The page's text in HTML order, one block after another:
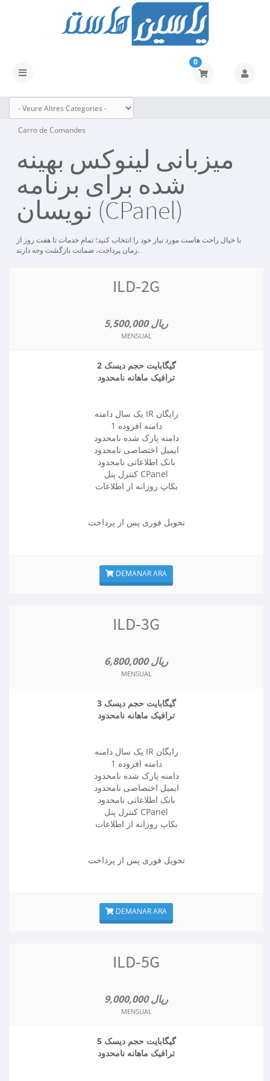
Canvia
navegació
0
Carro de Comandes
میزبانی لینوکس بهینه
شده برای برنامه
نویسان (CPanel)
با خیال راحت هاست مورد نیاز خود را انتخاب کنید؛ تمام خدمات تا هفت روز از
زمان پرداخت، ضمانت بازگشت وجه دارند.
ILD-2G
5,500,000 ریال
MENSUAL
2 گیگابایت حجم دیسک
ترافیک ماهانه نامحدود
یک سال دامنه IR رایگان
1 دامنه افزوده
دامنه پارک شده نامحدود
ایمیل اختصاصی نامحدود
بانک اطلاعاتی نامحدود
کنترل پنل CPanel
بکاپ روزانه از اطلاعات
تحویل فوری پس از پرداخت
DEMANAR ARA
ILD-3G
6,800,000 ریال
MENSUAL
3 گیگابایت حجم دیسک
ترافیک ماهانه نامحدود
یک سال دامنه IR رایگان
1 دامنه افزوده
دامنه پارک شده نامحدود
ایمیل اختصاصی نامحدود
بانک اطلاعاتی نامحدود
کنترل پنل CPanel
بکاپ روزانه از اطلاعات
تحویل فوری پس از پرداخت
DEMANAR ARA
ILD-5G
9,000,000 ریال
MENSUAL
5 گیگابایت حجم دیسک
ترافیک ماهانه نامحدود